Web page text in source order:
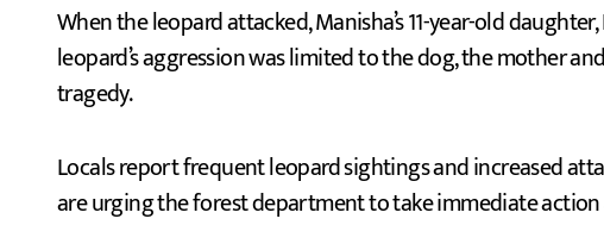
When the leopard attacked, Manisha’s 11-year-old
leopard’s aggression was limited to the dog, the mother
tragedy.
Locals report frequent leopard sightings and increased
are urging the forest department to take immediate